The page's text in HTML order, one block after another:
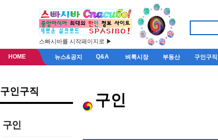
스빠시바를 시작페이지로 ▶
HOME 뉴스&공지 Q&A 벼룩시장 부동산 구인구직
구인구직
구인
구인